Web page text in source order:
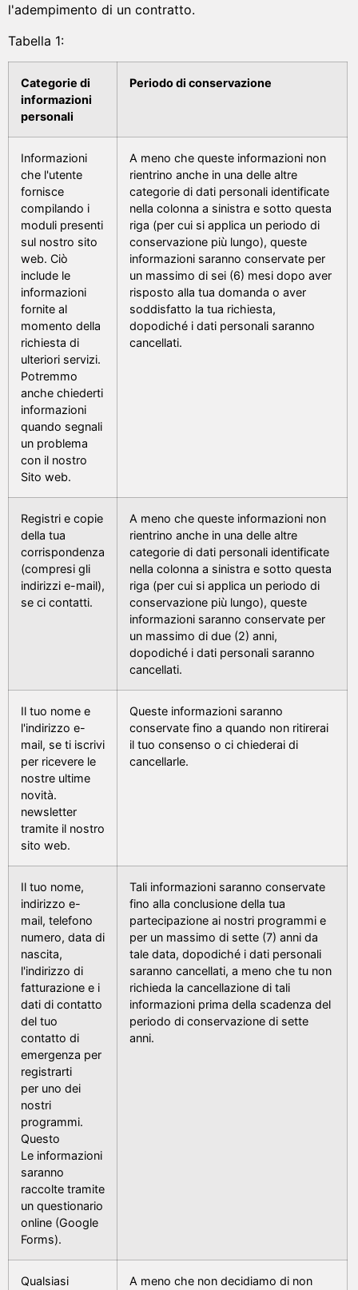
l'adempimento di un contratto.
Tabella 1:
Categorie di
informazioni
personali
Periodo di conservazione
Informazioni
che l'utente
fornisce
compilando i
moduli presenti
sul nostro sito
web. Ciò
include le
informazioni
fornite al
momento della
richiesta di
ulteriori servizi.
Potremmo
anche chiederti
informazioni
quando segnali
un problema
con il nostro
Sito web.
A meno che queste informazioni non
rientrino anche in una delle altre
categorie di dati personali identificate
nella colonna a sinistra e sotto questa
riga (per cui si applica un periodo di
conservazione più lungo), queste
informazioni saranno conservate per
un massimo di sei (6) mesi dopo aver
risposto alla tua domanda o aver
soddisfatto la tua richiesta,
dopodiché i dati personali saranno
cancellati.
Registri e copie
della tua
corrispondenza
(compresi gli
indirizzi e-mail),
se ci contatti.
A meno che queste informazioni non
rientrino anche in una delle altre
categorie di dati personali identificate
nella colonna a sinistra e sotto questa
riga (per cui si applica un periodo di
conservazione più lungo), queste
informazioni saranno conservate per
un massimo di due (2) anni,
dopodiché i dati personali saranno
cancellati.
Il tuo nome e
l'indirizzo e-
mail, se ti iscrivi
per ricevere le
nostre ultime
novità.
newsletter
tramite il nostro
sito web.
Queste informazioni saranno
conservate fino a quando non ritirerai
il tuo consenso o ci chiederai di
cancellarle.
Il tuo nome,
indirizzo e-
mail, telefono
numero, data di
nascita,
l'indirizzo di
fatturazione e i
dati di contatto
del tuo
contatto di
emergenza per
registrarti
per uno dei
nostri
programmi.
Questo
Le informazioni
saranno
raccolte tramite
un questionario
online (Google
Forms).
Tali informazioni saranno conservate
fino alla conclusione della tua
partecipazione ai nostri programmi e
per un massimo di sette (7) anni da
tale data, dopodiché i dati personali
saranno cancellati, a meno che tu non
richieda la cancellazione di tali
informazioni prima della scadenza del
periodo di conservazione di sette
anni.
Qualsiasi
A meno che non decidiamo di non